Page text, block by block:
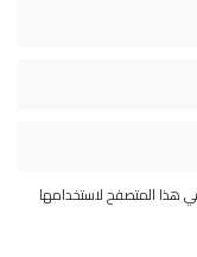
هذا المتصفح لاستخدامها